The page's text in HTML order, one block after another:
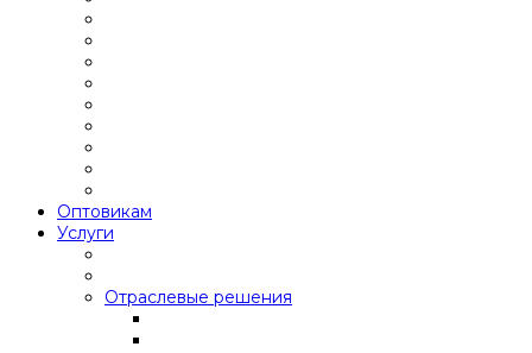
Оптовикам
Услуги
Отраслевые решения